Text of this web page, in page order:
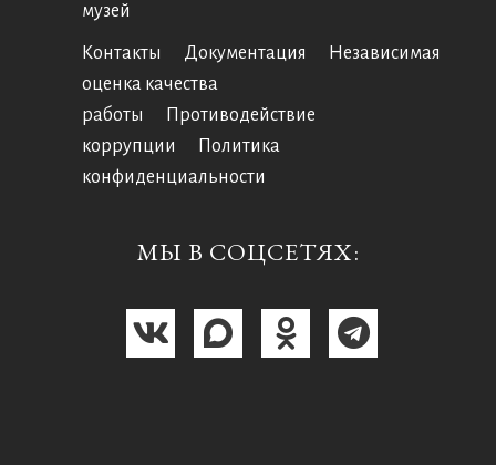
музей
Контакты Документация
Независимая
оценка качества
работы
Противодействие
коррупции
Политика
конфиденциальности
МЫ В СОЦСЕТЯХ: